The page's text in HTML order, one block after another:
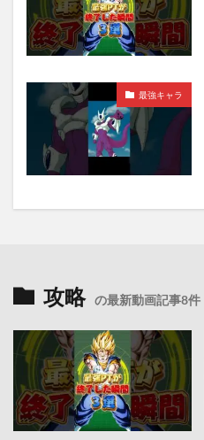
最強キャラ
攻略 の最新動画記事8件